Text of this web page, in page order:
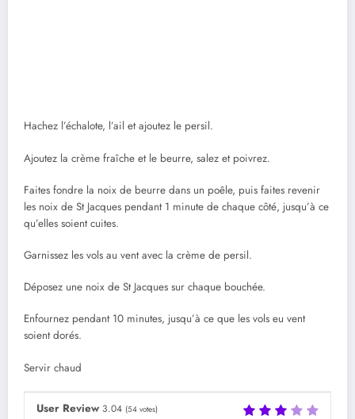
Hachez l’échalote, l’ail et ajoutez le persil.
Ajoutez la crème fraîche et le beurre, salez et poivrez.
Faites fondre la noix de beurre dans un poêle, puis faites revenir
les noix de St Jacques pendant 1 minute de chaque côté, jusqu’à ce
qu’elles soient cuites.
Garnissez les vols au vent avec la crème de persil.
Déposez une noix de St Jacques sur chaque bouchée.
Enfournez pendant 10 minutes, jusqu’à ce que les vols eu vent
soient dorés.
Servir chaud
User Review 3.04 (54 votes)